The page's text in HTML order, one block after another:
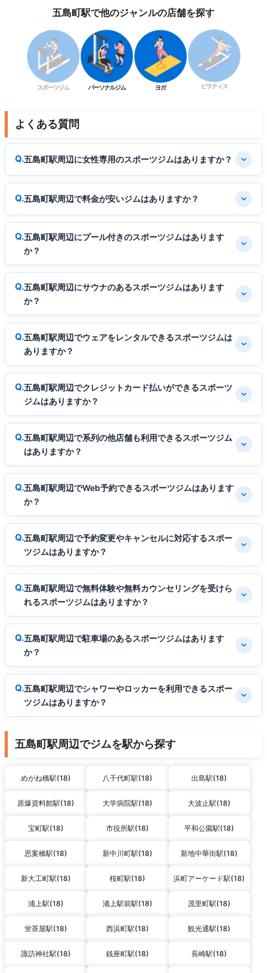
五島町駅で他のジャンルの店舗を探す
スポーツジム パーソナルジム ヨガ ピラティス
よくある質問
五島町駅周辺に女性専用のスポーツジムはありますか？
五島町駅周辺で料金が安いジムはありますか？
五島町駅周辺にプール付きのスポーツジムはあります
か？
五島町駅周辺にサウナのあるスポーツジムはあります
か？
五島町駅周辺でウェアをレンタルできるスポーツジムは
ありますか？
五島町駅周辺でクレジットカード払いができるスポーツ
ジムはありますか？
五島町駅周辺で系列の他店舗も利用できるスポーツジム
はありますか？
五島町駅周辺でWeb予約できるスポーツジムはあります
か？
五島町駅周辺で予約変更やキャンセルに対応するスポー
ツジムはありますか？
五島町駅周辺で無料体験や無料カウンセリングを受けら
れるスポーツジムはありますか？
五島町駅周辺で駐車場のあるスポーツジムはあります
か？
五島町駅周辺でシャワーやロッカーを利用できるスポー
ツジムはありますか？
五島町駅周辺でジムを駅から探す
めがね橋駅(18) 八千代町駅(18) 出島駅(18)
原爆資料館駅(18) 大学病院駅(18) 大波止駅(18)
宝町駅(18) 市役所駅(18) 平和公園駅(18)
思案橋駅(18) 新中川町駅(18) 新地中華街駅(18)
新大工町駅(18) 桜町駅(18) 浜町アーケード駅(18)
浦上駅(18) 浦上駅前駅(18) 茂里町駅(18)
蛍茶屋駅(18) 西浜町駅(18) 観光通駅(18)
諏訪神社駅(18) 銭座町駅(18) 長崎駅(18)